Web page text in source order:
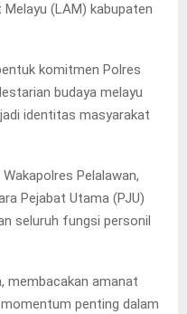
(LAM) kabupaten
komitmen Polres
budaya melayu
identitas masyarakat
Pelalawan,
Pejabat Utama (PJU)
seluruh fungsi personil
membacakan amanat
penting dalam